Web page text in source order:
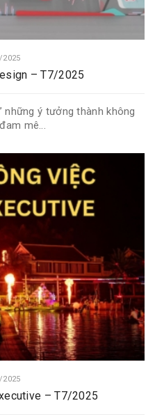
2025
– T7/2025
những ý tưởng thành không
mê...
2025
– T7/2025